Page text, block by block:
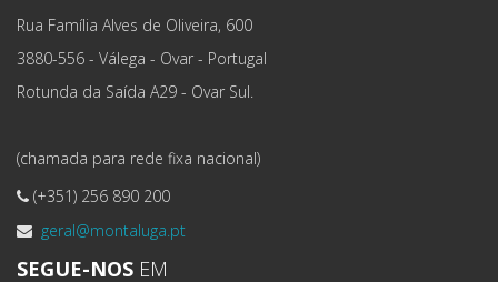
Rua Família Alves de Oliveira, 600
3880-556 - Válega - Ovar - Portugal
Rotunda da Saída A29 - Ovar Sul.
(chamada para rede fixa nacional)
(+351) 256 890 200
geral@montaluga.pt
SEGUE-NOS EM